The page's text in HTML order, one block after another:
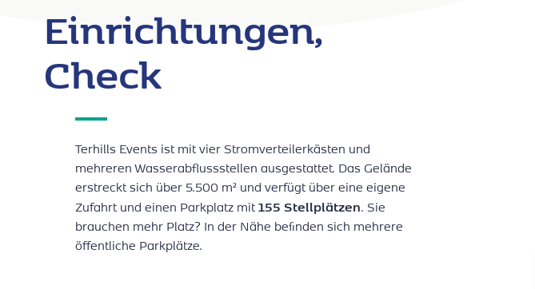
Einrichtungen,
Check
Terhills Events ist mit vier Stromverteilerkästen und
mehreren Wasserabflussstellen ausgestattet. Das Gelände
erstreckt sich über 5.500 m² und verfügt über eine eigene
Zufahrt und einen Parkplatz mit155 Stellplätzen. Sie
brauchen mehr Platz? In der Nähe befinden sich mehrere
öffentliche Parkplätze.